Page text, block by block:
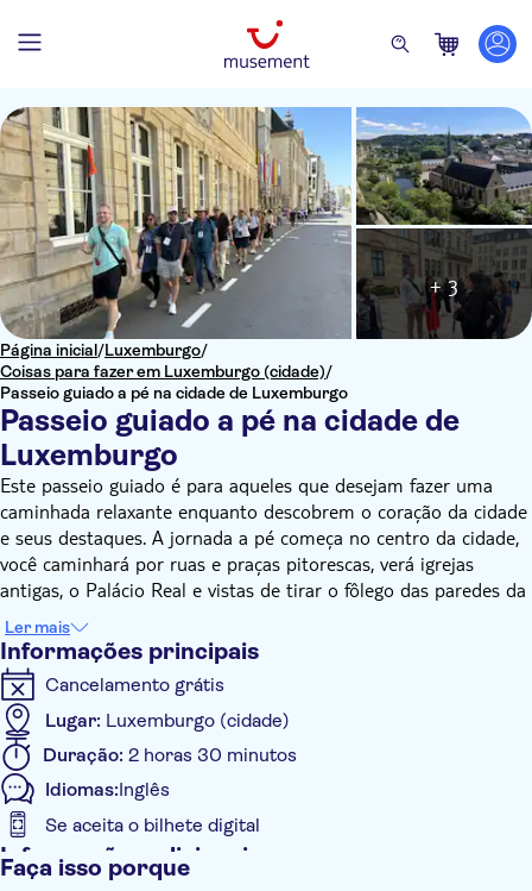
Página inicial/Luxemburgo/
Coisas para fazer em Luxemburgo (cidade)/
Passeio guiado a pé na cidade de Luxemburgo
Passeio guiado a pé na cidade de
Luxemburgo
+ 3
Este passeio guiado é para aqueles que desejam fazer uma
caminhada relaxante enquanto descobrem o coração da cidade
e seus destaques. A jornada a pé começa no centro da cidade,
você caminhará por ruas e praças pitorescas, verá igrejas
antigas, o Palácio Real e vistas de tirar o fôlego das paredes da
antiga fortaleza.
Então, você descerá até o vale na área de Grund, onde
mergulhará na tranquilidade da antiga Abadia de Neumünster.
Você ouvirá histórias legais sobre a fundação do Grão-Ducado
e seu fundador Sigfried, explicará a origem da língua e a
existência dos túneis subterrâneos chamados Casemates. Além
disso, o guia compartilhará com você algumas piadas internas
e lendas, apresentará a você a vida moderna da cidade e
tentará responder a todas as perguntas que você possa ter.
Durante o passeio, você também terá a oportunidade
agradável de provar algumas delícias nacionais na loja local.
Ler mais
Informações principais
Cancelamento grátis
Lugar: Luxemburgo (cidade)
Duração: 2 horas 30 minutos
Idiomas:Inglês
Se aceita o bilhete digital
Informações adicionais
Faça isso porque